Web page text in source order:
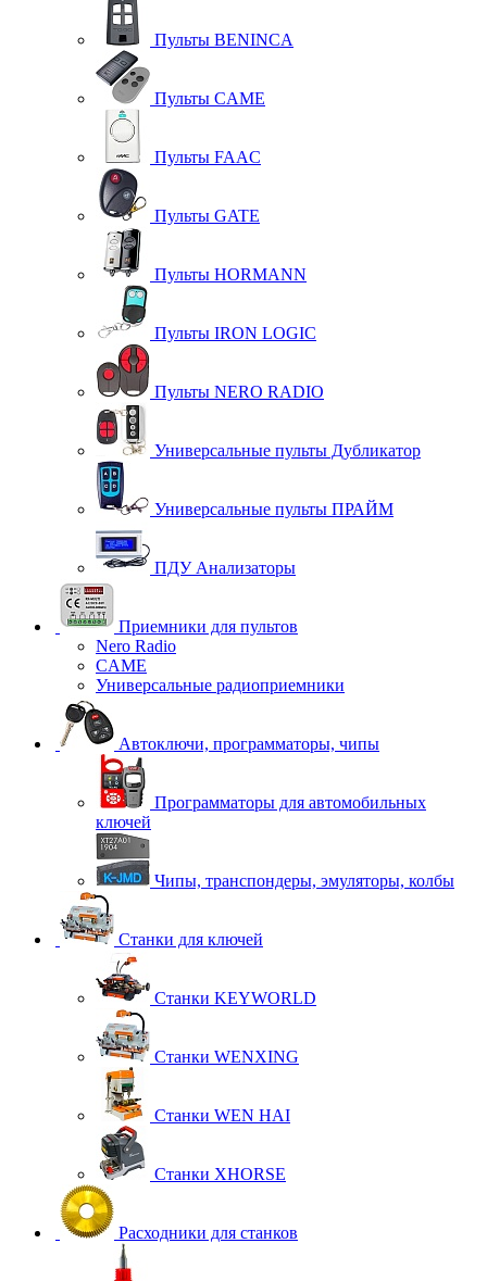
Пульты BENINCA
Пульты CAME
Пульты FAAC
Пульты GATE
Пульты HORMANN
Пульты IRON LOGIC
Пульты NERO RADIO
Универсальные пульты Дубликатор
Универсальные пульты ПРАЙМ
ПДУ Анализаторы
Приемники для пультов
Nero Radio
CAME
Универсальные радиоприемники
Автоключи, программаторы, чипы
Программаторы для автомобильных
ключей
Чипы, транспондеры, эмуляторы, колбы
Станки для ключей
Станки KEYWORLD
Станки WENXING
Станки WEN HAI
Станки XHORSE
Расходники для станков